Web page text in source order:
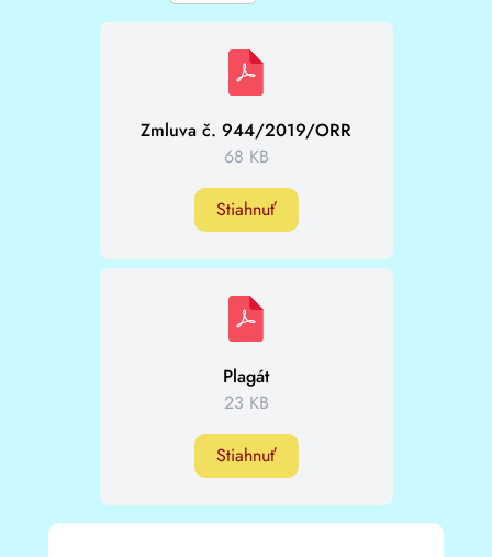
Zmluva č. 944/2019/ORR
68 KB
Stiahnuť
Plagát
23 KB
Stiahnuť